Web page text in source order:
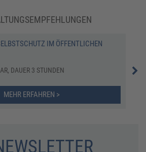
IM ÖFFENTLICHEN
DAUER 3 STUNDEN
MEHR ERFAHREN >